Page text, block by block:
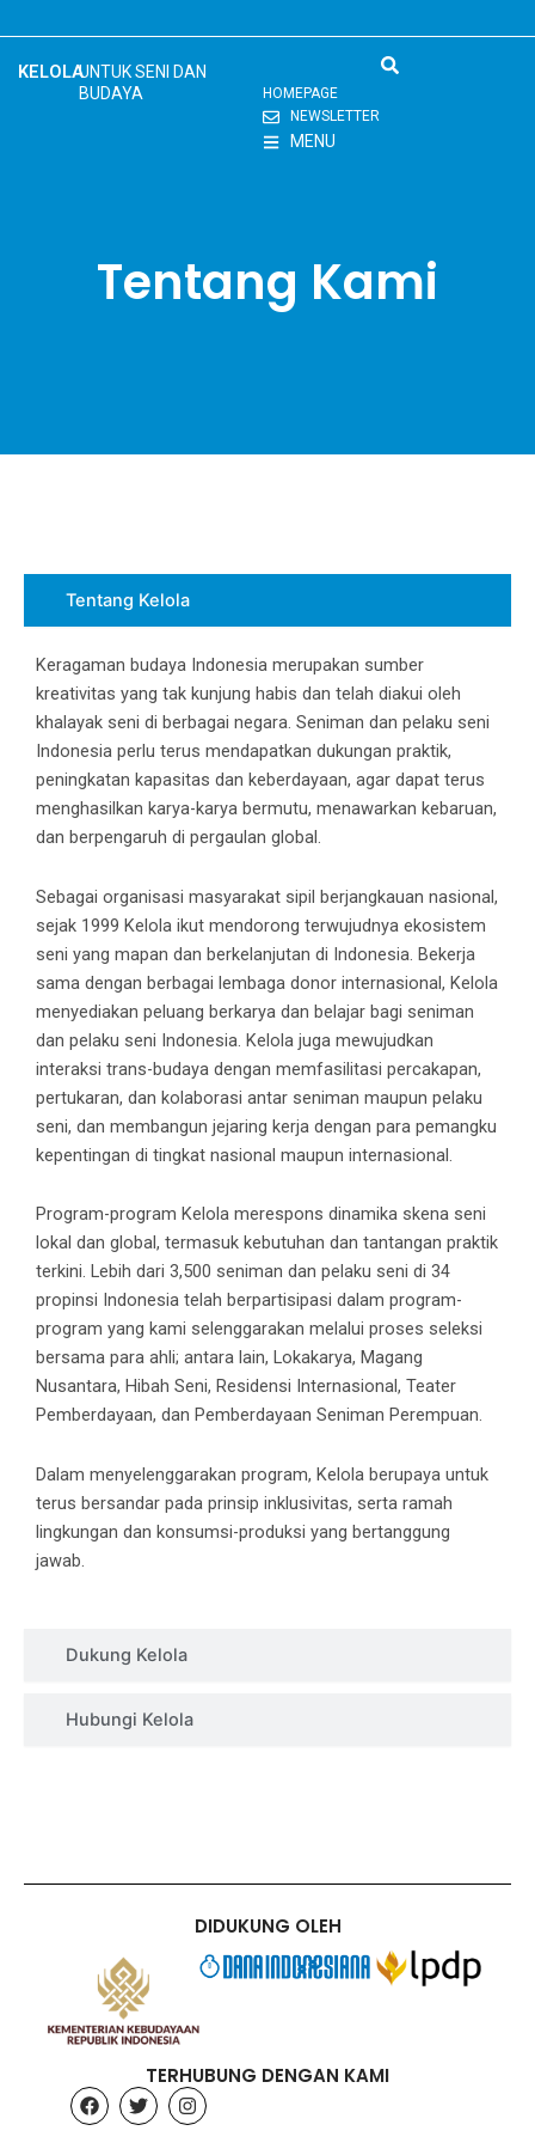
to
content
KELOLAUNTUK SENI DAN
BUDAYA
HOMEPAGE
NEWSLETTER
MENU
Tentang Kami
Tentang Kelola
Dukung Kelola
Hubungi Kelola
Keragaman budaya Indonesia merupakan sumber
kreativitas yang tak kunjung habis dan telah diakui oleh
khalayak seni di berbagai negara. Seniman dan pelaku seni
Indonesia perlu terus mendapatkan dukungan praktik,
peningkatan kapasitas dan keberdayaan, agar dapat terus
menghasilkan karya-karya bermutu, menawarkan kebaruan,
dan berpengaruh di pergaulan global.
Sebagai organisasi masyarakat sipil berjangkauan nasional,
sejak 1999 Kelola ikut mendorong terwujudnya ekosistem
seni yang mapan dan berkelanjutan di Indonesia. Bekerja
sama dengan berbagai lembaga donor internasional, Kelola
menyediakan peluang berkarya dan belajar bagi seniman
dan pelaku seni Indonesia. Kelola juga mewujudkan
interaksi trans-budaya dengan memfasilitasi percakapan,
pertukaran, dan kolaborasi antar seniman maupun pelaku
seni, dan membangun jejaring kerja dengan para pemangku
kepentingan di tingkat nasional maupun internasional.
Program-program Kelola merespons dinamika skena seni
lokal dan global, termasuk kebutuhan dan tantangan praktik
terkini. Lebih dari 3,500 seniman dan pelaku seni di 34
propinsi Indonesia telah berpartisipasi dalam program-
program yang kami selenggarakan melalui proses seleksi
bersama para ahli; antara lain, Lokakarya, Magang
Nusantara, Hibah Seni, Residensi Internasional, Teater
Pemberdayaan, dan Pemberdayaan Seniman Perempuan.
Dalam menyelenggarakan program, Kelola berupaya untuk
terus bersandar pada prinsip inklusivitas, serta ramah
lingkungan dan konsumsi-produksi yang bertanggung
jawab.
DIDUKUNG OLEH
TERHUBUNG DENGAN KAMI
F
a
T
w
I
n